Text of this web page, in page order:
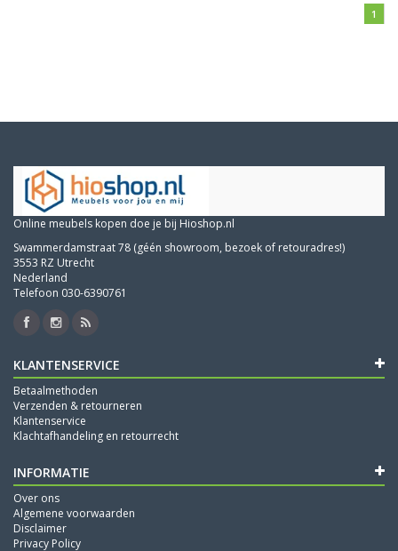
1
Online meubels kopen doe je bij Hioshop.nl
Swammerdamstraat 78 (géén showroom, bezoek of retouradres!)
3553 RZ Utrecht
Nederland
Telefoon 030-6390761
KLANTENSERVICE
Betaalmethoden
Verzenden & retourneren
Klantenservice
Klachtafhandeling en retourrecht
INFORMATIE
Over ons
Algemene voorwaarden
Disclaimer
Privacy Policy